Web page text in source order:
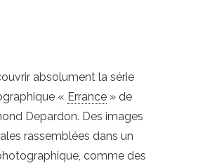
absolument la série
« Errance » de
Depardon. Des images
rassemblées dans un
comme des